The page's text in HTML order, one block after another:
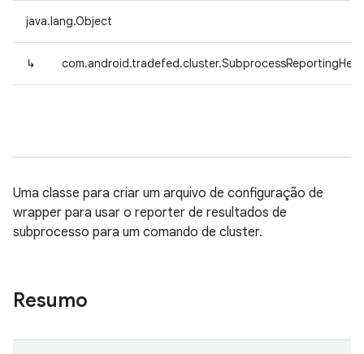
java.lang.Object
↳
Uma classe para criar um arquivo de configuração de
wrapper para usar o reporter de resultados de
subprocesso para um comando de cluster.
Resumo